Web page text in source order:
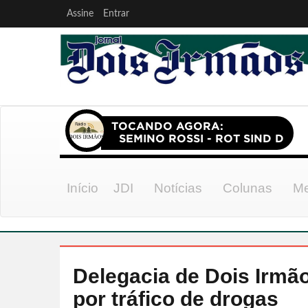
Assine Entrar
Início JDI Notícias Colunas
Delegacia de Dois
por tráfico de drogas